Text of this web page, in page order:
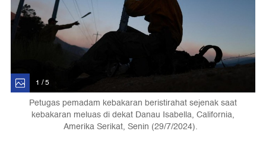
1 / 5
Petugas pemadam kebakaran beristirahat sejenak saat
kebakaran meluas di dekat Danau Isabella, California,
Amerika Serikat, Senin (29/7/2024).